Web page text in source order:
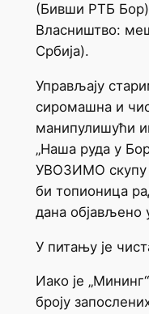
(Бивши РТБ Бор)
Власништво:
Србија).
Управљају
сиромашна и
манипулишући
„Наша руда у
УВОЗИМО скупу
би топионица
дана објављено
У питању је
Иако је
броју